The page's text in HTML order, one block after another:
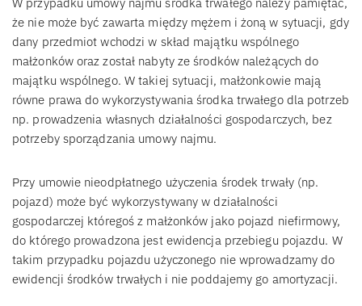
że nie może być zawarta między mężem i żoną w sytuacji, gdy
dany przedmiot wchodzi w skład majątku wspólnego
małżonków oraz został nabyty ze środków należących do
majątku wspólnego. W takiej sytuacji, małżonkowie mają
równe prawa do wykorzystywania środka trwałego dla potrzeb
np. prowadzenia własnych działalności gospodarczych, bez
potrzeby sporządzania umowy najmu.
Przy umowie nieodpłatnego użyczenia środek trwały (np.
pojazd) może być wykorzystywany w działalności
gospodarczej któregoś z małżonków jako pojazd niefirmowy,
do którego prowadzona jest ewidencja przebiegu pojazdu. W
takim przypadku pojazdu użyczonego nie wprowadzamy do
ewidencji środków trwałych i nie poddajemy go amortyzacji.